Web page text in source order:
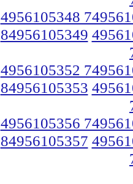
4956105348
84956105349
4956105352
84956105353
4956105356
84956105357